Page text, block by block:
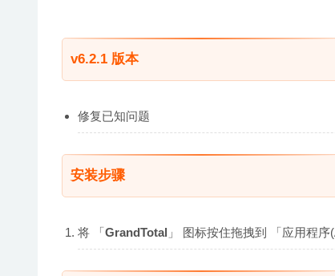
v6.2.1 版本
修复已知问题
安装步骤
将 「GrandTotal 」 图标按住拖拽到 「应用程